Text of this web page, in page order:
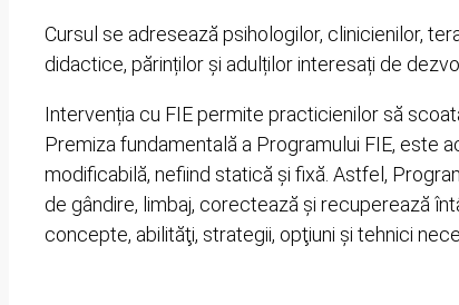
Cursul se adresează psihologilor, clinicienilor,
didactice, părinților și adulților interesați de
Intervenția cu FIE permite practicienilor să
Premiza fundamentală a Programului FIE, este
modificabilă, nefiind statică şi fixă. Astfel,
de gândire, limbaj, corectează și recuperează
concepte, abilităţi, strategii, opţiuni şi tehnici